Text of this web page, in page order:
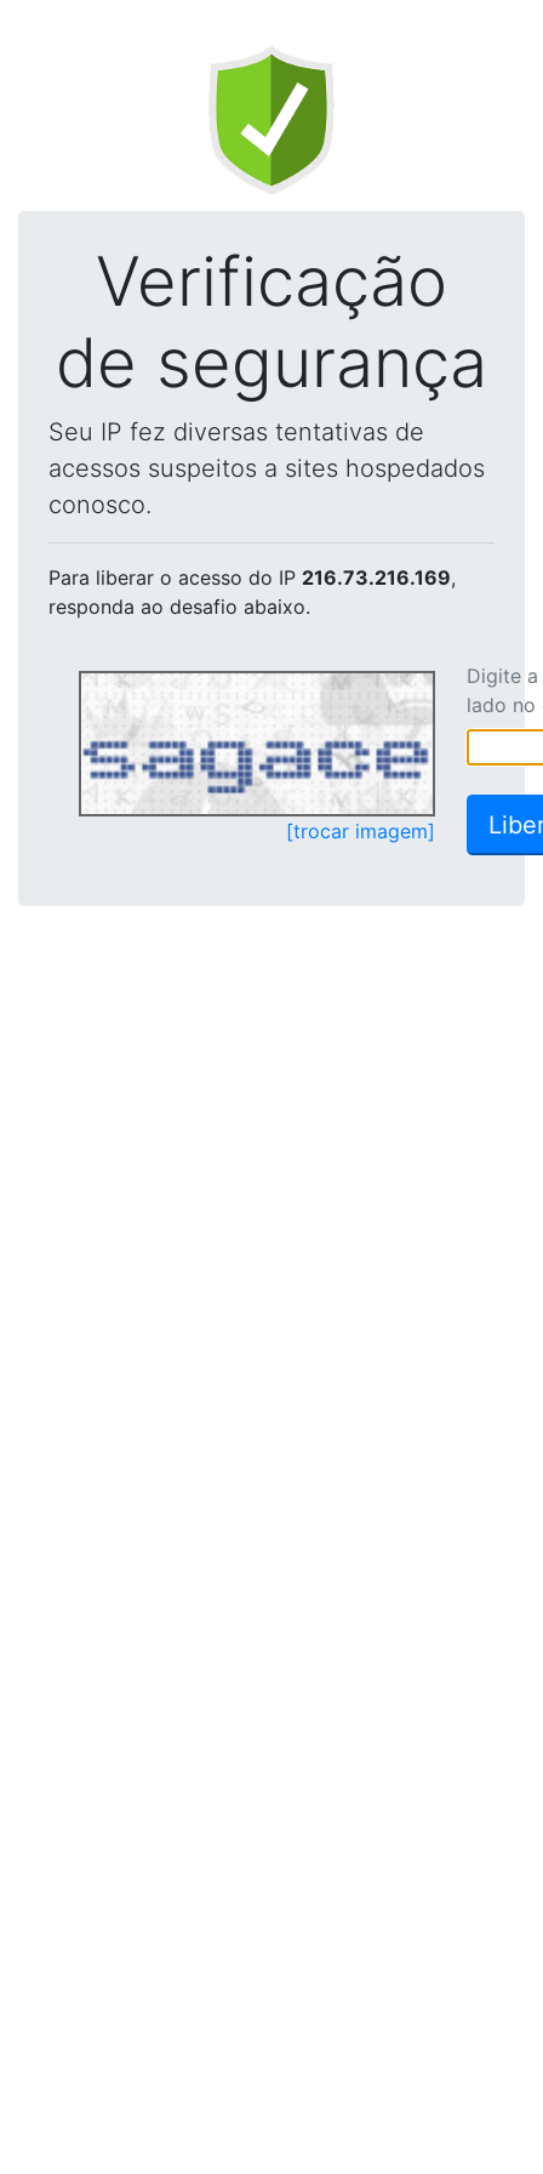
Verificação
de segurança
Seu IP fez diversas tentativas de
acessos suspeitos a sites hospedados
conosco.
Para liberar o acesso do IP 216.73.216.169,
responda ao desafio abaixo.
[trocar imagem]
Digite
lado no